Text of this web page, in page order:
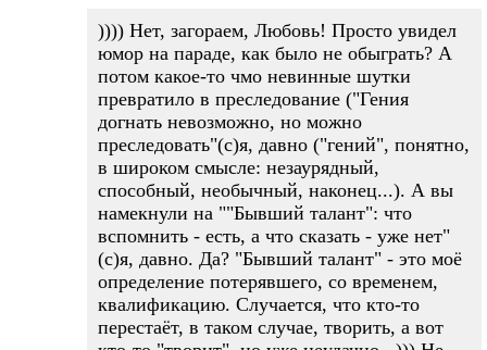
)))) Нет, загораем, Любовь! Просто увидел
юмор на параде, как было не обыграть? А
потом какое-то чмо невинные шутки
превратило в преследование ("Гения
догнать невозможно, но можно
преследовать"(с)я, давно ("гений", понятно,
в широком смысле: незаурядный,
способный, необычный, наконец...). А вы
намекнули на ""Бывший талант": что
вспомнить - есть, а что сказать - уже нет"
(с)я, давно. Да? "Бывший талант" - это моё
определение потерявшего, со временем,
квалификацию. Случается, что кто-то
перестаёт, в таком случае, творить, а вот